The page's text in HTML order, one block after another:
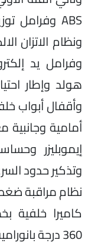
ونظام الاتزان
وفرامل يد
هولد وإطار
وأقفال أبواب
أمامية
إيموبليزر
وتذكير حدود
نظام مراقبة ضغط
كاميرا خلفية
360 درجة بانورامية.